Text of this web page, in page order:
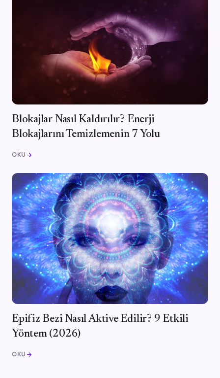
Blokajlar Nasıl Kaldırılır? Enerji
Blokajlarını Temizlemenin 7 Yolu
OKU arrow_forward
Epifiz Bezi Nasıl Aktive Edilir? 9 Etkili
Yöntem (2026)
OKU arrow_forward